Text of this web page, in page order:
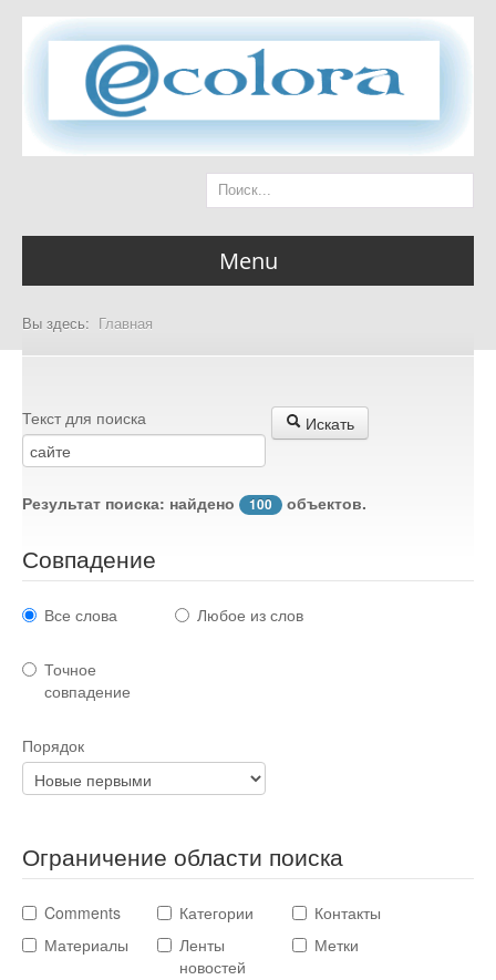
Menu
Главная страница
Разделы
Стихотворения
Детям
Кино
Кулинария
Своё дело
Контакты
Вы здесь: Главная
Текст для поиска Искать
Результат поиска: найдено 100 объектов.
Совпадение
Все слова Любое из слов
Точное
совпадение
Порядок
Ограничение области поиска
Comments Категории
Контакты
Материалы
Ленты
новостей
Метки